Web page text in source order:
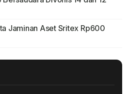
Jaminan Aset Sritex Rp600